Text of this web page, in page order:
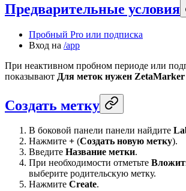
Предварительные условия
Пробный Pro или подписка
Вход на /app
При неактивном пробном периоде или
показывают Для меток нужен
Создать метку
В боковой панели панели найдите
Нажмите + (Создать новую метку).
Введите Название метки.
При необходимости отметьте
выберите родительскую метку.
Нажмите Create.